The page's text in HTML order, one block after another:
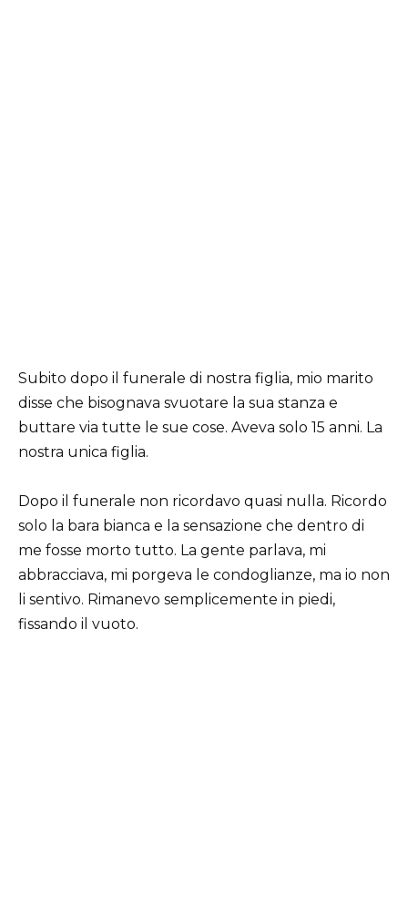
Subito dopo il funerale di nostra figlia, mio marito
disse che bisognava svuotare la sua stanza e
buttare via tutte le sue cose. Aveva solo 15 anni. La
nostra unica figlia.
Dopo il funerale non ricordavo quasi nulla. Ricordo
solo la bara bianca e la sensazione che dentro di
me fosse morto tutto. La gente parlava, mi
abbracciava, mi porgeva le condoglianze, ma io non
li sentivo. Rimanevo semplicemente in piedi,
fissando il vuoto.